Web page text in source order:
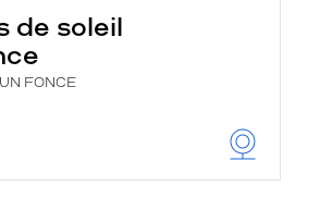
de soleil
FONCE